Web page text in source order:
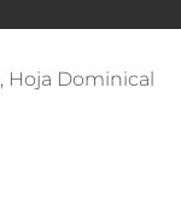
, Hoja Dominical